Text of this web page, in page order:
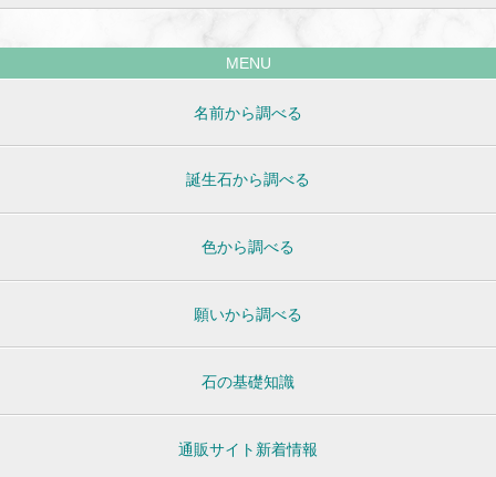
MENU
名前から調べる
誕生石から調べる
色から調べる
願いから調べる
石の基礎知識
通販サイト新着情報